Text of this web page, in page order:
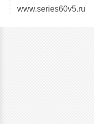
www.series60v5.ru